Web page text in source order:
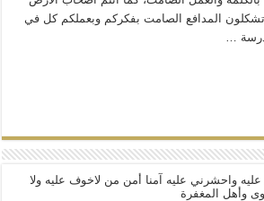
تشكلون المدافع الصامت بفكركم وبعملكم كل في
…
واحشرني عليه آمنا أمن من لاخوف عليه ولا
وأهل المغفرة